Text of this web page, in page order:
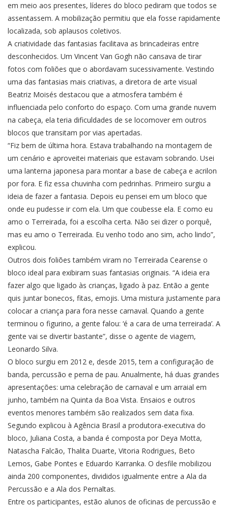
em meio aos presentes, líderes do bloco pediram que todos se
assentassem. A mobilização permitiu que ela fosse rapidamente
localizada, sob aplausos coletivos.
A criatividade das fantasias facilitava as brincadeiras entre
desconhecidos. Um Vincent Van Gogh não cansava de tirar
fotos com foliões que o abordavam sucessivamente. Vestindo
uma das fantasias mais criativas, a diretora de arte visual
Beatriz Moisés destacou que a atmosfera também é
influenciada pelo conforto do espaço. Com uma grande nuvem
na cabeça, ela teria dificuldades de se locomover em outros
blocos que transitam por vias apertadas.
“Fiz bem de última hora. Estava trabalhando na montagem de
um cenário e aproveitei materiais que estavam sobrando. Usei
uma lanterna japonesa para montar a base de cabeça e acrilon
por fora. E fiz essa chuvinha com pedrinhas. Primeiro surgiu a
ideia de fazer a fantasia. Depois eu pensei em um bloco que
onde eu pudesse ir com ela. Um que coubesse ela. E como eu
amo o Terreirada, foi a escolha certa. Não sei dizer o porquê,
mas eu amo o Terreirada. Eu venho todo ano sim, acho lindo”,
explicou.
Outros dois foliões também viram no Terreirada Cearense o
bloco ideal para exibiram suas fantasias originais. “A ideia era
fazer algo que ligado às crianças, ligado à paz. Então a gente
quis juntar bonecos, fitas, emojis. Uma mistura justamente para
colocar a criança para fora nesse carnaval. Quando a gente
terminou o figurino, a gente falou: ‘é a cara de uma terreirada’. A
gente vai se divertir bastante”, disse o agente de viagem,
Leonardo Silva.
O bloco surgiu em 2012 e, desde 2015, tem a configuração de
banda, percussão e perna de pau. Anualmente, há duas grandes
apresentações: uma celebração de carnaval e um arraial em
junho, também na Quinta da Boa Vista. Ensaios e outros
eventos menores também são realizados sem data fixa.
Segundo explicou à Agência Brasil a produtora-executiva do
bloco, Juliana Costa, a banda é composta por Deya Motta,
Natascha Falcão, Thalita Duarte, Vitoria Rodrigues, Beto
Lemos, Gabe Pontes e Eduardo Karranka. O desfile mobilizou
ainda 200 componentes, divididos igualmente entre a Ala da
Percussão e a Ala dos Pernaltas.
Entre os participantes, estão alunos de oficinas de percussão e